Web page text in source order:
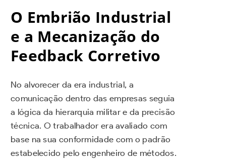
O Embrião Industrial
e a Mecanização do
Feedback Corretivo
No alvorecer da era industrial, a
comunicação dentro das empresas seguia
a lógica da hierarquia militar e da precisão
técnica. O trabalhador era avaliado com
base na sua conformidade com o padrão
estabelecido pelo engenheiro de métodos.